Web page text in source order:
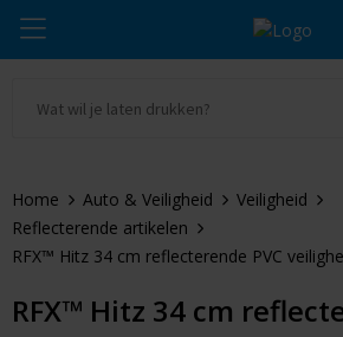
Drinkwaren
Kleding & Textiel
Tassen & Reizen
Alle promosnoepje
Zomer
Pasen
Kerst
Thule
Moleskine
Alle merken
Home Auto & Veiligheid
Veiligheid
Reflecterende artikelen
RFX™ Hitz 34 cm reflecterende PVC
RFX™ Hitz 34 cm